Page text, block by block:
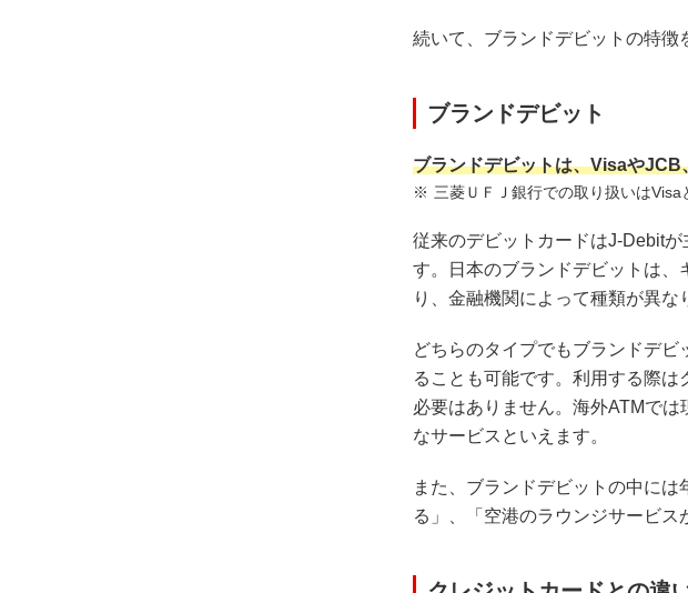
続いて、ブランドデビットの特徴
ブランドデビット
ブランドデビットは、Visaや
三菱ＵＦＪ銀行での取り扱いはVisa
従来のデビットカードはJ-Debit
す。日本のブランドデビットは
り、金融機関によって種類が異な
どちらのタイプでもブランドデ
ることも可能です。利用する際
必要はありません。海外ATMで
なサービスといえます。
また、ブランドデビットの中に
る」、「空港のラウンジサービス